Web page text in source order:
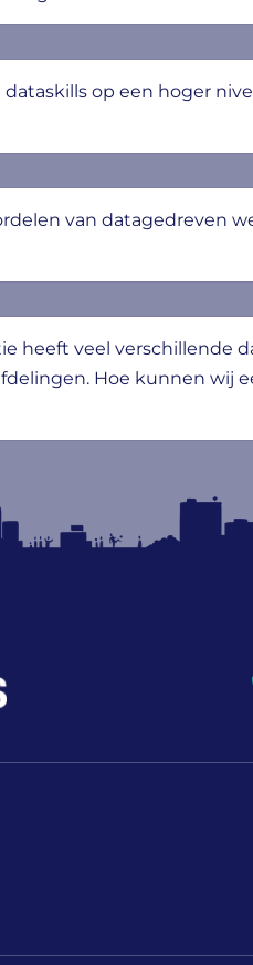
op een hoger
van datagedreven
heeft veel verschillende
Hoe kunnen wij